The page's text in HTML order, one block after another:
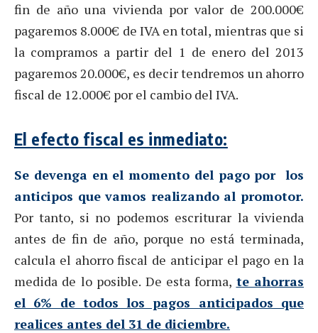
fin de año una vivienda por valor de 200.000€
pagaremos 8.000€ de IVA en total, mientras que si
la compramos a partir del 1 de enero del 2013
pagaremos 20.000€, es decir tendremos un ahorro
fiscal de 12.000€ por el cambio del IVA.
El efecto fiscal es inmediato:
Se devenga en el momento del pago por los
anticipos que vamos realizando al promotor.
Por tanto, si no podemos escriturar la vivienda
antes de fin de año, porque no está terminada,
calcula el ahorro fiscal de anticipar el pago en la
medida de lo posible. De esta forma, te ahorras
el 6% de todos los pagos anticipados que
realices antes del 31 de diciembre.